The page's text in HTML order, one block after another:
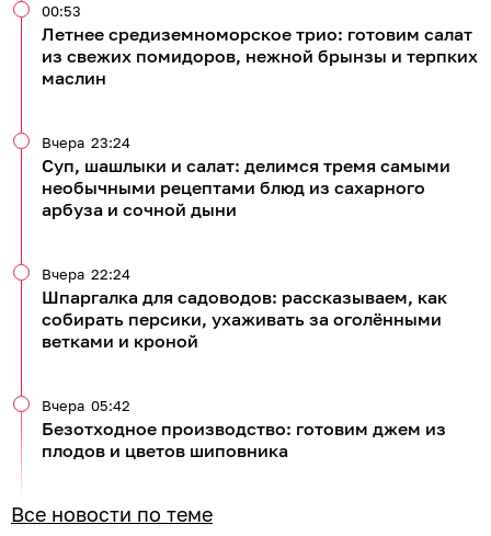
Летнее средиземноморское трио: готовим салат
из свежих помидоров, нежной брынзы и терпких
маслин
00:53
Суп, шашлыки и салат: делимся тремя самыми
необычными рецептами блюд из сахарного
арбуза и сочной дыни
Вчера 23:24
Шпаргалка для садоводов: рассказываем, как
собирать персики, ухаживать за оголёнными
ветками и кроной
Вчера 22:24
Безотходное производство: готовим джем из
плодов и цветов шиповника
Вчера 05:42
Все новости по теме